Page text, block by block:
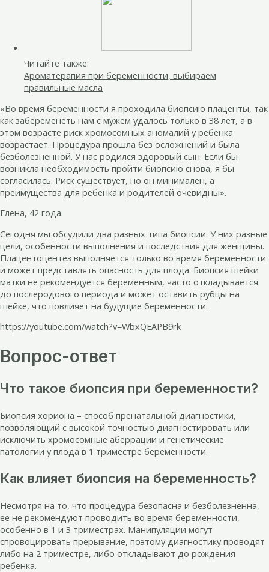
Читайте также:
Ароматерапия при беременности, выбираем
правильные масла
«Во время беременности я проходила биопсию плаценты, так
как забеременеть нам с мужем удалось только в 38 лет, а в
этом возрасте риск хромосомных аномалий у ребенка
возрастает. Процедура прошла без осложнений и была
безболезненной. У нас родился здоровый сын. Если бы
возникла необходимость пройти биопсию снова, я бы
согласилась. Риск существует, но он минимален, а
преимущества для ребенка и родителей очевидны».
Елена, 42 года.
Сегодня мы обсудили два разных типа биопсии. У них разные
цели, особенности выполнения и последствия для женщины.
Плацентоцентез выполняется только во время беременности
и может представлять опасность для плода. Биопсия шейки
матки не рекомендуется беременным, часто откладывается
до послеродового периода и может оставить рубцы на
шейке, что повлияет на будущие беременности.
https://youtube.com/watch?v=WbxQEAPB9rk
Вопрос-ответ
Что такое биопсия при беременности?
Биопсия хориона – способ пренатальной диагностики,
позволяющий с высокой точностью диагностировать или
исключить хромосомные аберрации и генетические
патологии у плода в 1 триместре беременности.
Как влияет биопсия на беременность?
Несмотря на то, что процедура безопасна и безболезненна,
ее не рекомендуют проводить во время беременности,
особенно в 1 и 3 триместрах. Манипуляции могут
спровоцировать прерывание, поэтому диагностику проводят
либо на 2 триместре, либо откладывают до рождения
ребенка.